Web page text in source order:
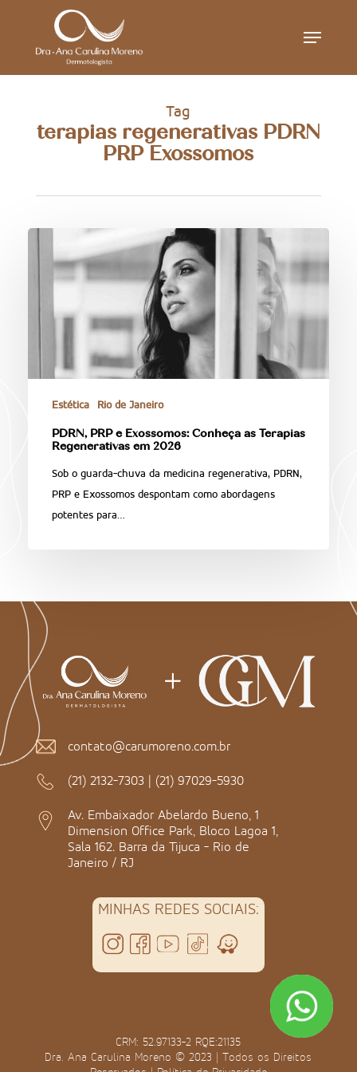
Menu
Tag
terapias regenerativas PDRN
PRP Exossomos
Estética Rio de Janeiro
PDRN, PRP e Exossomos: Conheça as Terapias
Regenerativas em 2026
Sob o guarda-chuva da medicina regenerativa, PDRN,
PRP e Exossomos despontam como abordagens
potentes para…
contato@carumoreno.com.br
(21) 2132-7303 | (21) 97029-5930
Av. Embaixador Abelardo Bueno, 1
Dimension Office Park, Bloco Lagoa 1,
Sala 162. Barra da Tijuca - Rio de
Janeiro / RJ
MINHAS REDES SOCIAIS:
CRM: 52.97133-2 RQE:21135
Dra. Ana Carulina Moreno © 2023 | Todos os Direitos